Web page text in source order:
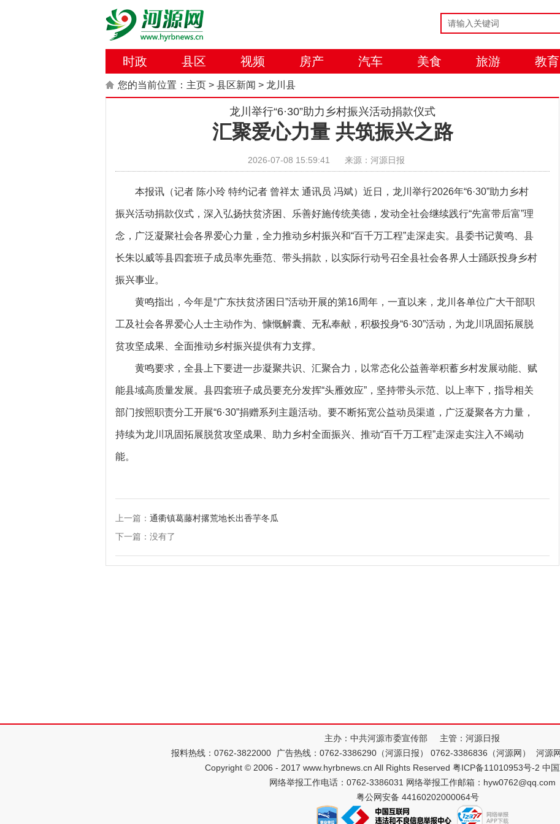
时政 县区 视频 房产 汽车 美食 旅游 教育
您的当前位置： 主页 > 县区新闻 > 龙川县
龙川举行“6·30”助力乡村振兴活动捐款仪式
汇聚爱心力量 共筑振兴之路
2026-07-08 15:59:41 来源：河源日报
本报讯（记者 陈小玲 特约记者 曾祥太 通讯员 冯斌）近日，龙川举行2026年“6·30”助力乡村
振兴活动捐款仪式，深入弘扬扶贫济困、乐善好施传统美德，发动全社会继续践行“先富带后富”理
念，广泛凝聚社会各界爱心力量，全力推动乡村振兴和“百千万工程”走深走实。县委书记黄鸣、县
长朱以威等县四套班子成员率先垂范、带头捐款，以实际行动号召全县社会各界人士踊跃投身乡村
振兴事业。
黄鸣指出，今年是“广东扶贫济困日”活动开展的第16周年，一直以来，龙川各单位广大干部职
工及社会各界爱心人士主动作为、慷慨解囊、无私奉献，积极投身“6·30”活动，为龙川巩固拓展脱
贫攻坚成果、全面推动乡村振兴提供有力支撑。
黄鸣要求，全县上下要进一步凝聚共识、汇聚合力，以常态化公益善举积蓄乡村发展动能、赋
能县域高质量发展。县四套班子成员要充分发挥“头雁效应”，坚持带头示范、以上率下，指导相关
部门按照职责分工开展“6·30”捐赠系列主题活动。要不断拓宽公益动员渠道，广泛凝聚各方力量，
持续为龙川巩固拓展脱贫攻坚成果、助力乡村全面振兴、推动“百千万工程”走深走实注入不竭动
能。
上一篇： 通衢镇葛藤村撂荒地长出香芋冬瓜
下一篇：没有了